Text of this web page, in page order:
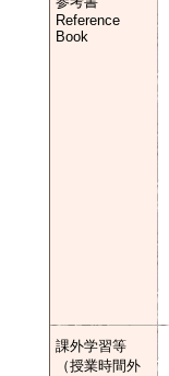
Reference
Book
課外学習等
（授業時間外